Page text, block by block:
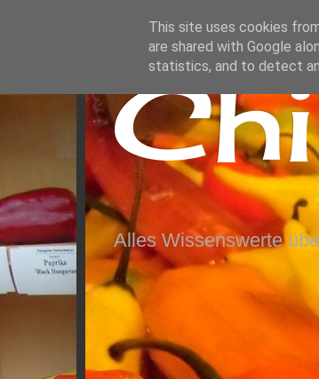
Alles Wissenswerte
This site uses cookies
are shared with Google
statistics, and to detect